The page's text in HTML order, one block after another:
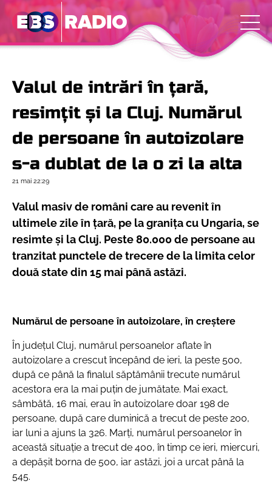
Valul de intrări în țară,
resimțit și la Cluj. Numărul
de persoane în autoizolare
s-a dublat de la o zi la alta
21 mai 22:29
Valul masiv de români care au revenit în
ultimele zile în țară, pe la granița cu Ungaria, se
resimte și la Cluj. Peste 80.000 de persoane au
tranzitat punctele de trecere de la limita celor
două state din 15 mai până astăzi.
Numărul de persoane în autoizolare, în creștere
În județul Cluj, numărul persoanelor aflate în
autoizolare a crescut începând de ieri, la peste 500,
după ce până la finalul săptămânii trecute numărul
acestora era la mai puțin de jumătate. Mai exact,
sâmbătă, 16 mai, erau în autoizolare doar 198 de
persoane, după care duminică a trecut de peste 200,
iar luni a ajuns la 326. Marți, numărul persoanelor în
această situație a trecut de 400, în timp ce ieri, miercuri,
a depășit borna de 500, iar astăzi, joi a urcat până la
545.